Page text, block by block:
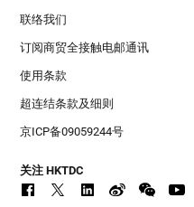
联络我们
订阅商贸全接触电邮通讯
使用条款
超连结条款及细则
京ICP备09059244号
关注 HKTDC